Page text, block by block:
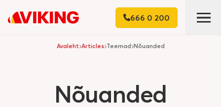
666 0 200
Avaleht Articles Teemad Nõuanded
Nõuanded